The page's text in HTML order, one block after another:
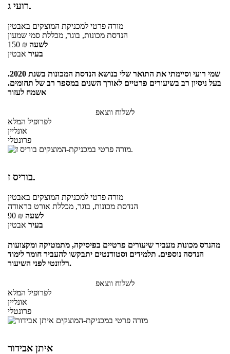
רועי ג.
מורה פרטי למכניקת המוצקים באבטין
הנדסת מכונות, בוגר, מכללת סמי שמעון
150 ₪ לשעה
בעיר אבטין
שמי רועי וסיימתי את התואר שלי בנושא הנדסת המכונות בשנת 2020.
בעל ניסיון רב בשיעורים פרטיים לאורך השנים במספר רב של תחומים.
אשמח לעזור
לשלוח ווצאפ
לפרופיל המלא
אונליין
פרונטלי
בוריס ז.
מורה פרטי למכניקת המוצקים באבטין
הנדסת מכונות, בוגר, מכללת אורט בראודה
90 ₪ לשעה
בעיר אבטין
מהנדס מכונות מעביר שיעורים פרטיים בפיסיקה, מתמטיקה ומקצועות
הנדסה נוספים. תלמידים וסטודנטים יתבקשו להעביר חומר לימוד
רלוונטי לפני השיעור.
לשלוח ווצאפ
לפרופיל המלא
אונליין
פרונטלי
איתן אבידור